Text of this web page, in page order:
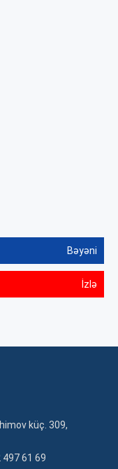
Bəyəni
İzlə
küç. 309,
61 69